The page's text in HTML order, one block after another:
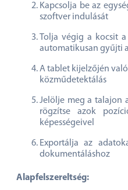
Kapcsolja be az
szoftver indulását
Tolja végig a kocsit
automatikusan gyűjti
A tablet kijelzőjén
közműdetektálás
Jelölje meg a talajon
rögzítse azok
képességeivel
Exportálja az
dokumentáláshoz
Alapfelszereltség: